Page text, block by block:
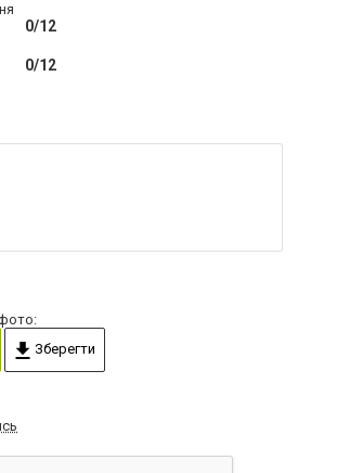
0/12
0/12
Зберегти